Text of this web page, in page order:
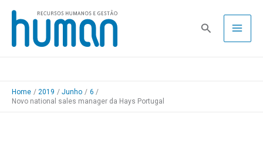
Skip
content
Pesquisa
Home 2019 Junho
6
Novo national sales manager da Hays Portugal